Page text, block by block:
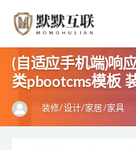
(自适应手机端)响
类pbootcms模板
装修/设计/家居/家具